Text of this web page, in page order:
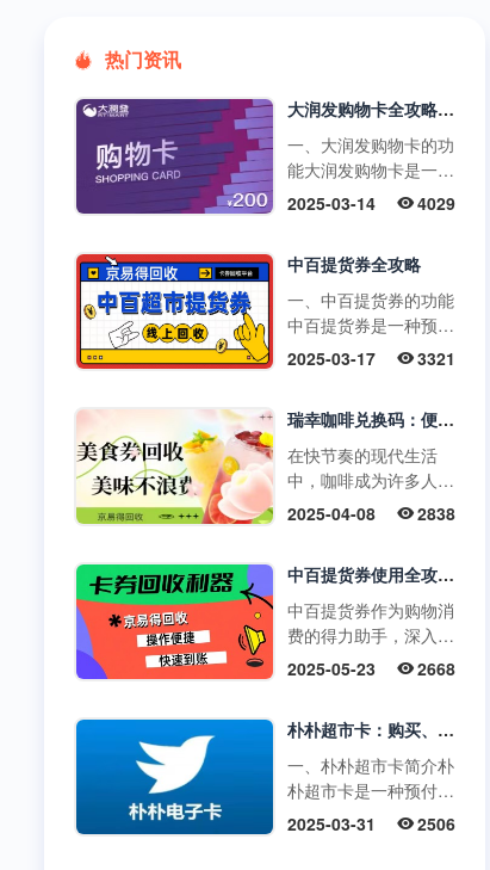
热门资讯
大润发购物卡全攻略：购买、使用与注意事项
一、大润发购物卡的功
能大润发购物卡是一种
预付卡，可在大润发超
品....
2025-03-14 4029
中百提货券全攻略
一、中百提货券的功能
中百提货券是一种预付
式购物卡，可以在中百
优....
2025-03-17 3321
瑞幸咖啡兑换码：便捷获取、使用与高效回收指南
在快节奏的现代生活
中，咖啡成为许多人开
启活力一天或缓解工作
品....
2025-04-08 2838
中百提货券使用全攻略，一文带你吃透！
中百提货券作为购物消
费的得力助手，深入了
解其使用方法，能让我
实....
2025-05-23 2668
朴朴超市卡：购买、使用与回收全攻略
一、朴朴超市卡简介朴
朴超市卡是一种预付
卡，可在朴朴超市的线
2025-03-31 2506